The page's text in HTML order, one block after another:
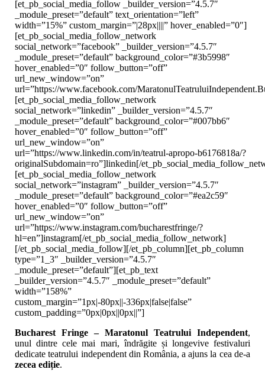
[et_pb_social_media_follow _builder_version=”4.5.7″
_module_preset=”default” text_orientation=”left”
width=”15%” custom_margin=”|28px||||” hover_enabled=”0″]
[et_pb_social_media_follow_network
social_network=”facebook” _builder_version=”4.5.7″
_module_preset=”default” background_color=”#3b5998″
hover_enabled=”0″ follow_button=”off”
url_new_window=”on”
url=”https://www.facebook.com/
[et_pb_social_media_follow_network
social_network=”linkedin” _builder_version=”4.5.7″
_module_preset=”default” background_color=”#007bb6″
hover_enabled=”0″ follow_button=”off”
url_new_window=”on”
url=”https://www.linkedin.com/in/teatrul-apropo-b6176818a/?
originalSubdomain=ro”]linkedin[/
[et_pb_social_media_follow_network
social_network=”instagram” _builder_version=”4.5.7″
_module_preset=”default” background_color=”#ea2c59″
hover_enabled=”0″ follow_button=”off”
url_new_window=”on”
url=”https://www.instagram.com/bucharestfringe/?
hl=en”]instagram[/et_pb_social_media_follow_network]
[/et_pb_social_media_follow][/et_pb_column][et_pb_column
type=”1_3″ _builder_version=”4.5.7″
_module_preset=”default”][et_pb_text
_builder_version=”4.5.7″ _module_preset=”default”
width=”158%”
custom_margin=”1px|-80px||-336px|false|false”
custom_padding=”0px|0px||0px||”]
Bucharest Fringe – Maratonul Teatrului Independent,
unul dintre cele mai mari, îndrăgite și longevive festivaluri
dedicate teatrului independent din România, a ajuns la cea de-a
zecea ediție.